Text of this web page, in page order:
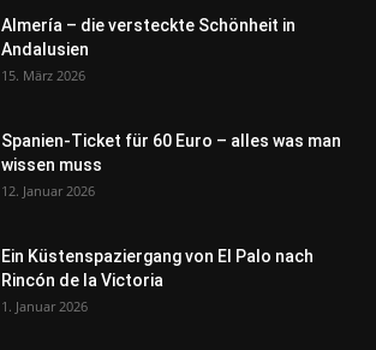
Almería – die versteckte Schönheit in
Andalusien
15. März 2026
Spanien-Ticket für 60 Euro – alles was man
wissen muss
12. Januar 2026
Ein Küstenspaziergang von El Palo nach
Rincón de la Victoria
1. Januar 2026